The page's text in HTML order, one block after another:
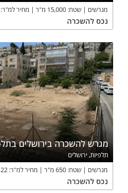
מגרשים
שטח: 15,000 מ"ר מחיר למ"ר:
נכס להשכרה
מגרש להשכרה בירושלים
תלפיות, ירושלים
מגרשים
שטח: 650 מ"ר מחיר למ"ר: 22
נכס להשכרה